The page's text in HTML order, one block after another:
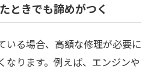
ときでも諦めがつく
いる場合、高額な修理が必要に
なります。例えば、エンジンや